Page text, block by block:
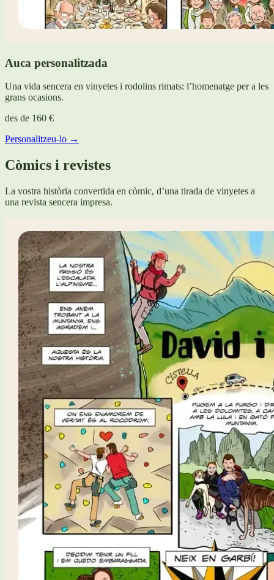
Auca personalitzada
Una vida sencera en vinyetes i rodolins rimats: l’homenatge per a les
grans ocasions.
des de 160 €
Personalitzeu-lo →
Còmics i revistes
La vostra història convertida en còmic, d’una tirada de vinyetes a
una revista sencera impresa.